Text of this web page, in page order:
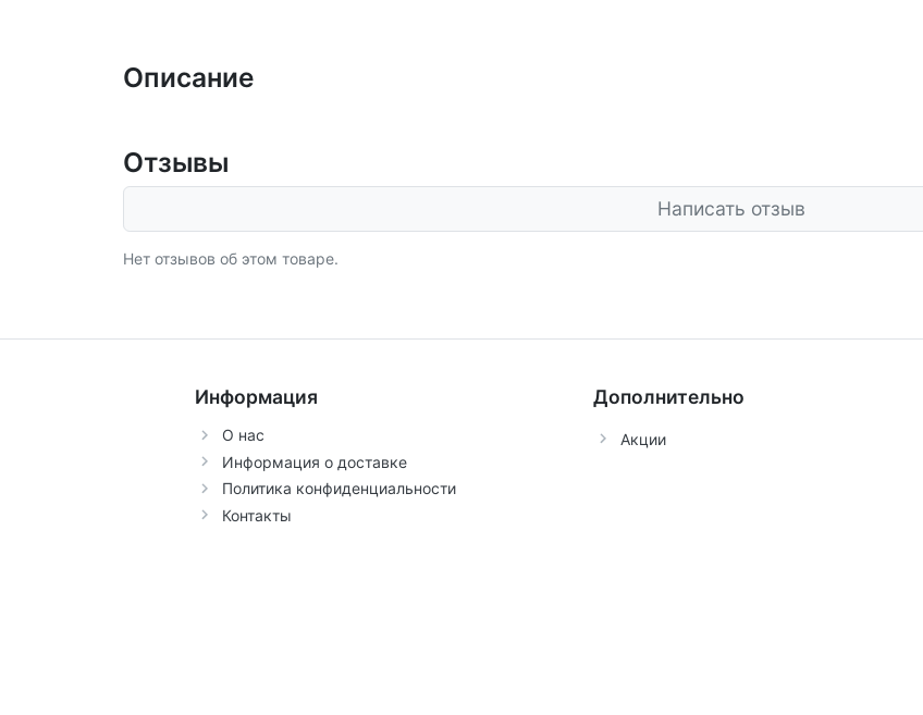
Описание
Отзывы
Написать отзыв
Нет отзывов об этом товаре.
Информация
О нас
Информация о доставке
Политика конфиденциальности
Контакты
Дополнительно
Акции